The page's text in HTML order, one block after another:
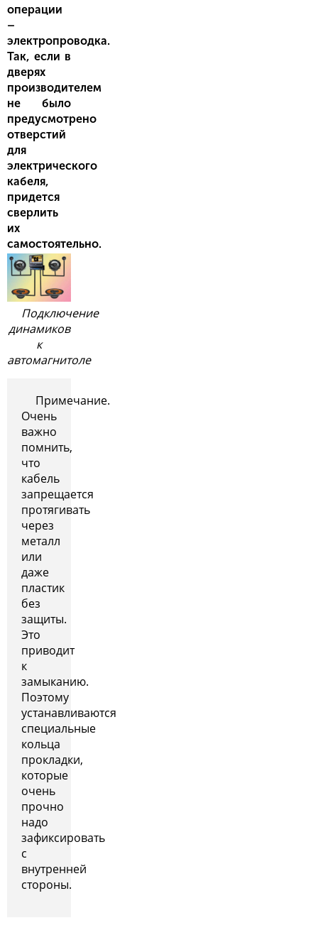
операции
–
электропроводка.
Так, если в
дверях
производителем
не было
предусмотрено
отверстий
для
электрического
кабеля,
придется
сверлить
их
самостоятельно.
Подключение
динамиков
к
автомагнитоле
Примечание.
Очень
важно
помнить,
что
кабель
запрещается
протягивать
через
металл
или
даже
пластик
без
защиты.
Это
приводит
к
замыканию.
Поэтому
устанавливаются
специальные
кольца
прокладки,
которые
очень
прочно
надо
зафиксировать
с
внутренней
стороны.